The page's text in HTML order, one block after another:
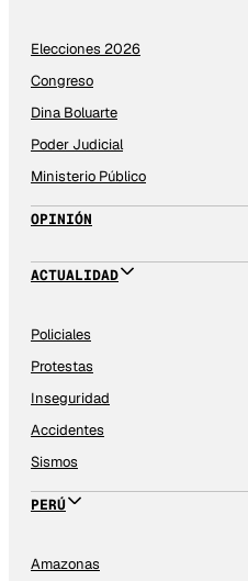
Elecciones 2026
Congreso
Dina Boluarte
Poder Judicial
Ministerio Público
OPINIÓN
ACTUALIDAD
Policiales
Protestas
Inseguridad
Accidentes
Sismos
PERÚ
Amazonas